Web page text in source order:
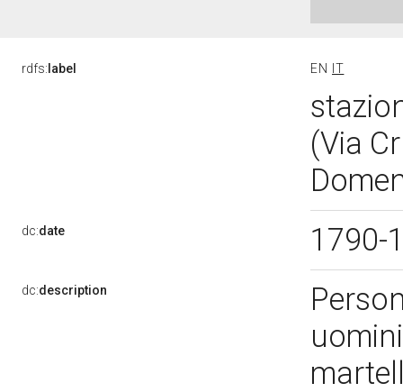
rdfs: label EN IT
(Via
dc:date 1790-
dc:description